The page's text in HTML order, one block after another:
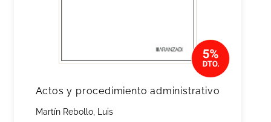
Actos y procedimiento administrativo
Martín Rebollo, Luis